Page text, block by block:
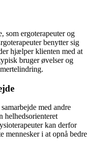
som ergoterapeuter og
benytter sig
hjælper klienten med at
bruger øvelser og
med andre
helhedsorienteret
kan derfor
mennesker i at opnå bedre